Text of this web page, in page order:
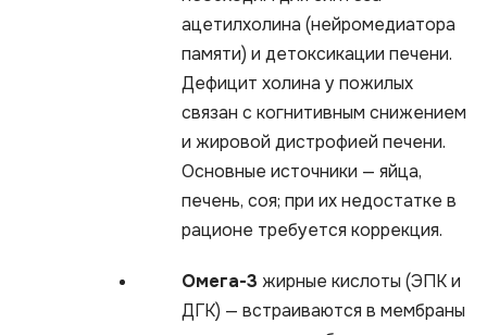
ацетилхолина (нейромедиатора
памяти) и детоксикации печени.
Дефицит холина у пожилых
связан с когнитивным снижением
и жировой дистрофией печени.
Основные источники — яйца,
печень, соя; при их недостатке в
рационе требуется коррекция.
Омега-3 жирные кислоты (ЭПК и
ДГК) — встраиваются в мембраны